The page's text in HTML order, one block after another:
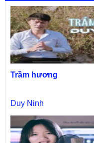
Trầm hương
Duy Ninh